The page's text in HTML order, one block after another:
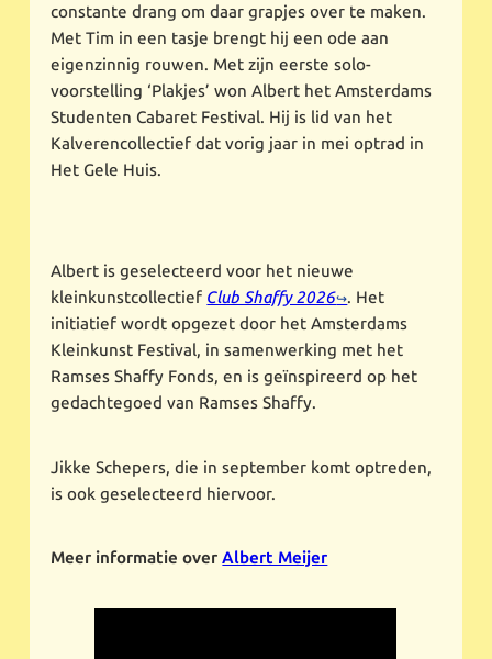
constante drang om daar grapjes over te maken.
Met Tim in een tasje brengt hij een ode aan
eigenzinnig rouwen. Met zijn eerste solo-
voorstelling ‘Plakjes’ won Albert het Amsterdams
Studenten Cabaret Festival. Hij is lid van het
Kalverencollectief dat vorig jaar in mei optrad in
Het Gele Huis.
Albert is geselecteerd voor het nieuwe
kleinkunstcollectief Club Shaffy 2026 . Het
initiatief wordt opgezet door het Amsterdams
Kleinkunst Festival, in samenwerking met het
Ramses Shaffy Fonds, en is geïnspireerd op het
gedachtegoed van Ramses Shaffy.
Jikke Schepers, die in september komt optreden,
is ook geselecteerd hiervoor.
Meer informatie overAlbert Meijer